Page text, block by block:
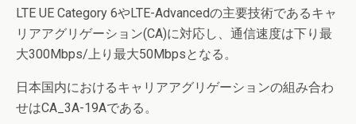
LTE UE Category 6やLTE-Advancedの主要技術であるキャ
リアアグリゲーション(CA)に対応し、通信速度は下り最
大300Mbps/上り最大50Mbpsとなる。
日本国内におけるキャリアアグリゲーションの組み合わ
せはCA_3A-19Aである。